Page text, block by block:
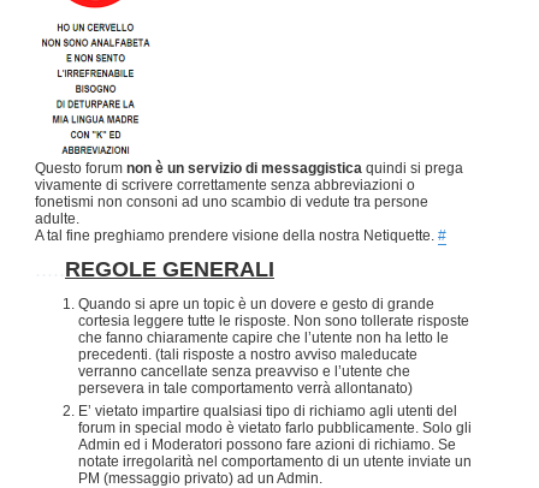
Questo forum non è un servizio di messaggistica quindi si prega
vivamente di scrivere correttamente senza abbreviazioni o
fonetismi non consoni ad uno scambio di vedute tra persone
adulte.
A tal fine preghiamo prendere visione della nostra Netiquette. #
REGOLE GENERALI
Quando si apre un topic è un dovere e gesto di grande
cortesia leggere tutte le risposte. Non sono tollerate risposte
che fanno chiaramente capire che l’utente non ha letto le
precedenti. (tali risposte a nostro avviso maleducate
verranno cancellate senza preavviso e l’utente che
persevera in tale comportamento verrà allontanato)
E’ vietato impartire qualsiasi tipo di richiamo agli utenti del
forum in special modo è vietato farlo pubblicamente. Solo gli
Admin ed i Moderatori possono fare azioni di richiamo. Se
notate irregolarità nel comportamento di un utente inviate un
PM (messaggio privato) ad un Admin.